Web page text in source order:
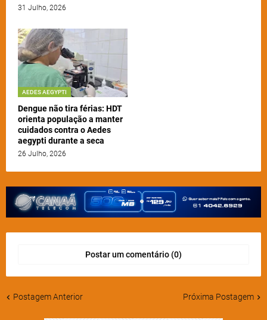
31 Julho, 2026
AEDES AEGYPTI
Dengue não tira férias: HDT
orienta população a manter
cuidados contra o Aedes
aegypti durante a seca
26 Julho, 2026
Postar um comentário (0)
Postagem Anterior Próxima Postagem